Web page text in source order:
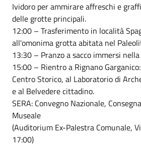
Ividoro per ammirare affreschi e
delle grotte principali.
12:00 – Trasferimento in località
all'omonima grotta abitata nel
13:30 – Pranzo a sacco immersi
15:00 – Rientro a Rignano
Centro Storico, al Laboratorio di
e al Belvedere cittadino.
SERA: Convegno Nazionale,
Museale
(Auditorium Ex-Palestra Comunale,
17:00)